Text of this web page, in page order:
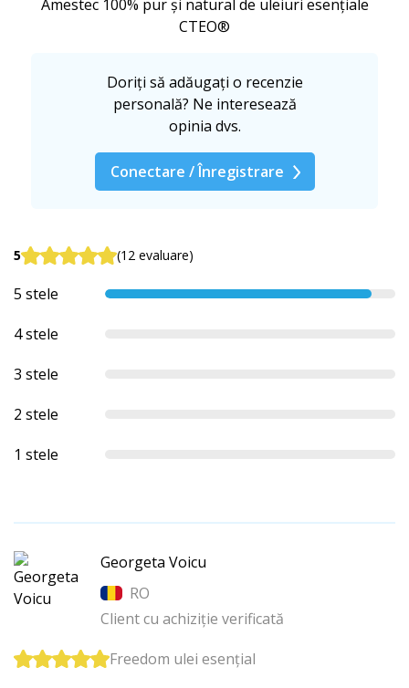
Amestec 100% pur și natural de uleiuri esențiale
CTEO®
Doriți să adăugați o recenzie
personală? Ne interesează
opinia dvs.
Conectare / Înregistrare
5 (12 evaluare)
5 stele
4 stele
3 stele
2 stele
1 stele
Georgeta Voicu
RO
Client cu achiziție verificată
Freedom ulei esențial